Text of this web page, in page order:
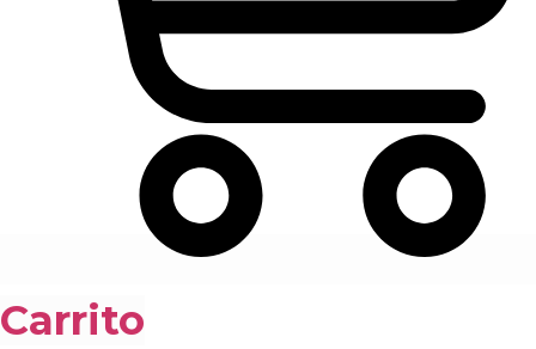
Carrito